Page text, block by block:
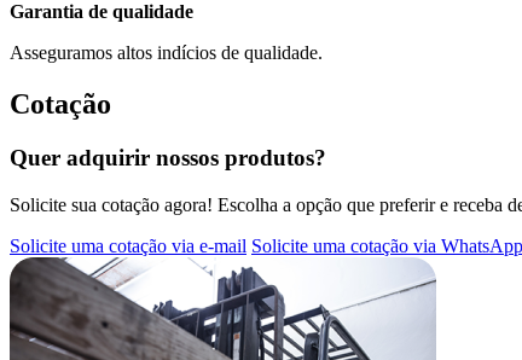
Garantia de qualidade
Asseguramos altos indícios de qualidade.
Cotação
Quer adquirir nossos produtos?
Solicite sua cotação agora! Escolha a opção que preferir e receba
Solicite uma cotação via e-mail Solicite uma cotação via WhatsApp